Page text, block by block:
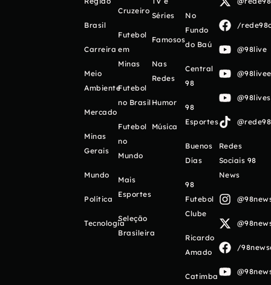
Brasil
Carreira
Meio
Ambiente
Mercado
Minas
Gerais
Mundo
Política
Tecnologia
Cruzeiro
Futebol
em
Minas
Futebol
no Brasil
Futebol
no
Mundo
Mais
Esportes
Seleção
Brasileira
Séries
Famosos
Nas
Redes
Humor
Música
No
Fundo
do Baú
Central
98
98
Esportes
Buenos
Días
98
Futebol
Clube
Ricardo
Amado
Catimba
/
@98live
Redes
Sociais 98
News
/